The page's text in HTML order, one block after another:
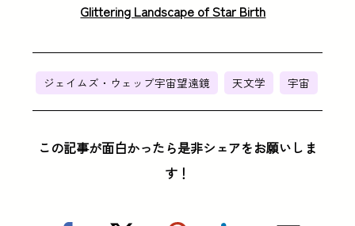
Glittering Landscape of Star Birth
ジェイムズ・ウェッブ宇宙望遠鏡 天文学 宇宙
この記事が面白かったら是非シェアをお願いしま
す！